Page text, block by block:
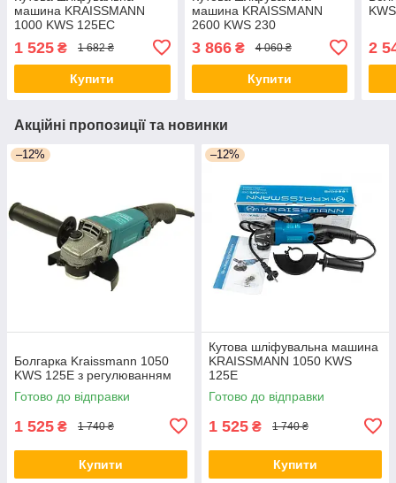
машина KRAISSMANN
1000 KWS 125EC
1 525 ₴ 1 682 ₴
Купити
машина KRAISSMANN
2600 KWS 230
3 866₴ 4 060 ₴
Купити
2
Акційні пропозиції та новинки
–12%
Болгарка Kraissmann 1050
KWS 125E з регулюванням
Готово до відправки
1 525 ₴ 1 740 ₴
Купити
–12%
Кутова шліфувальна машина
KRAISSMANN 1050 KWS
125E
Готово до відправки
1 525 ₴ 1 740 ₴
Купити